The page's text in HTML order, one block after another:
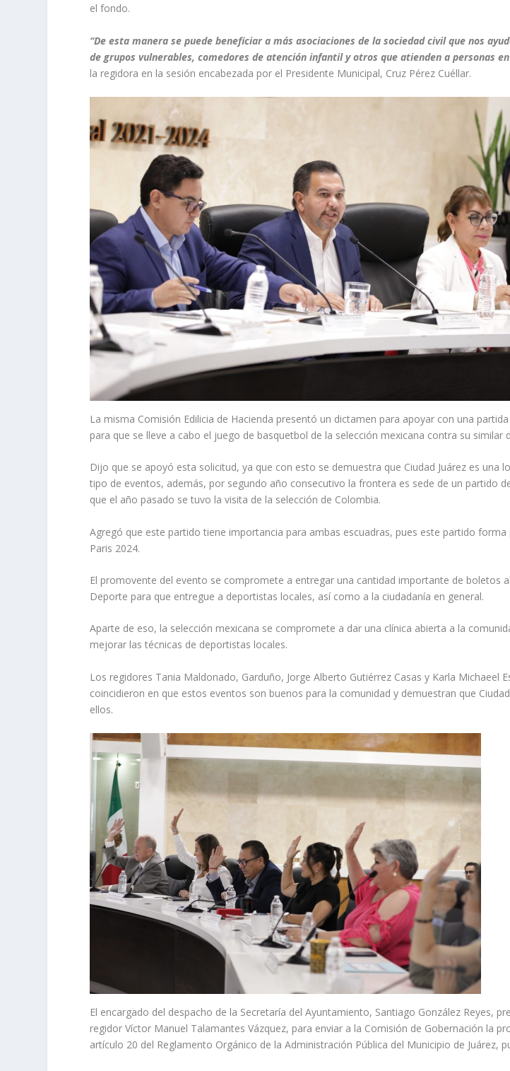
el fondo.
“De esta manera se puede beneficiar a más asociaciones de la sociedad civil que nos
de grupos vulnerables, comedores de atención infantil y otros que atienden a personas
la regidora en la sesión encabezada por el Presidente Municipal, Cruz Pérez Cuéllar.
La misma Comisión Edilicia de Hacienda presentó un dictamen para apoyar con una
para que se lleve a cabo el juego de basquetbol de la selección mexicana contra su similar
Dijo que se apoyó esta solicitud, ya que con esto se demuestra que Ciudad Juárez es una
tipo de eventos, además, por segundo año consecutivo la frontera es sede de un partido
que el año pasado se tuvo la visita de la selección de Colombia.
Agregó que este partido tiene importancia para ambas escuadras, pues este partido
Paris 2024.
El promovente del evento se compromete a entregar una cantidad importante de boletos
Deporte para que entregue a deportistas locales, así como a la ciudadanía en general.
Aparte de eso, la selección mexicana se compromete a dar una clínica abierta a la
mejorar las técnicas de deportistas locales.
Los regidores Tania Maldonado, Garduño, Jorge Alberto Gutiérrez Casas y Karla Michaeel
coincidieron en que estos eventos son buenos para la comunidad y demuestran que
ellos.
El encargado del despacho de la Secretaría del Ayuntamiento, Santiago González Reyes,
regidor Víctor Manuel Talamantes Vázquez, para enviar a la Comisión de Gobernación la
artículo 20 del Reglamento Orgánico de la Administración Pública del Municipio de Juárez,